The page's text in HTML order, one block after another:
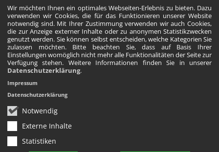
Wir möchten Ihnen ein optimales Webseiten-Erlebnis zu bieten. Dazu
verwenden wir Cookies, die für das Funktionieren unserer Website
notwendig sind. Mit Ihrer Zustimmung verwenden wir auch Cookies,
die zur Anzeige externer Inhalte oder zu anonymen Statistikzwecken
genutzt werden. Sie können selbst entscheiden, welche Kategorien Sie
zulassen möchten. Bitte beachten Sie, dass auf Basis Ihrer
Einstellungen womöglich nicht mehr alle Funktionalitäten der Seite zur
Verfügung stehen. Weitere Informationen finden Sie in unserer
Datenschutzerklärung.
Notwendig
Externe Inhalte
Statistiken
Impressum
Datenschutzerklärung